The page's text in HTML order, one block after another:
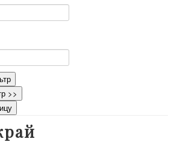
Сбросить фильтр >>